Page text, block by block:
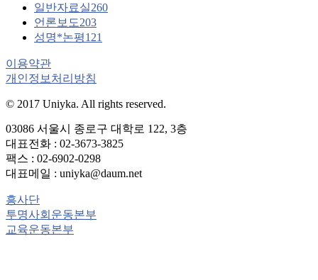
일반자료실260
언론보도203
성명*논평121
이용약관
개인정보처리방침
© 2017 Uniyka. All rights reserved.
03086 서울시 종로구 대학로 122, 3층
대표전화 : 02-3673-3825
팩스 : 02-6902-0298
대표메일 : uniyka@daum.net
흥사단
투명사회운동본부
교육운동본부